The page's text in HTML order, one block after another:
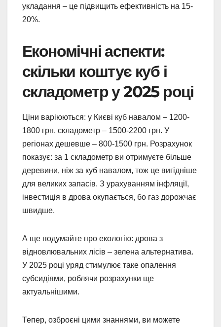
укладання – це підвищить ефективність на 15-
20%.
Економічні аспекти:
скільки коштує куб і
складометр у 2025 році
Ціни варіюються: у Києві куб навалом – 1200-
1800 грн, складометр – 1500-2200 грн. У
регіонах дешевше – 800-1500 грн. Розрахунок
показує: за 1 складометр ви отримуєте більше
деревини, ніж за куб навалом, тож це вигідніше
для великих запасів. З урахуванням інфляції,
інвестиція в дрова окупається, бо газ дорожчає
швидше.
А ще подумайте про екологію: дрова з
відновлювальних лісів – зелена альтернатива.
У 2025 році уряд стимулює таке опалення
субсидіями, роблячи розрахунки ще
актуальнішими.
Тепер, озброєні цими знаннями, ви можете